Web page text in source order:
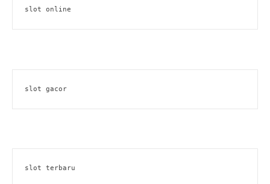
slot online
slot gacor
slot terbaru